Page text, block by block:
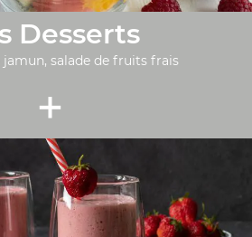
Desserts
jamun, salade de fruits frais
+